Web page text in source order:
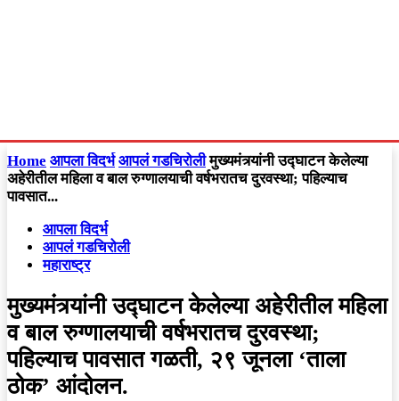
Home आपला विदर्भ आपलं गडचिरोली मुख्यमंत्र्यांनी उद्घाटन केलेल्या
अहेरीतील महिला व बाल रुग्णालयाची वर्षभरातच दुरवस्था; पहिल्याच
पावसात...
आपला विदर्भ
आपलं गडचिरोली
महाराष्ट्र
मुख्यमंत्र्यांनी उद्घाटन केलेल्या अहेरीतील महिला
व बाल रुग्णालयाची वर्षभरातच दुरवस्था;
पहिल्याच पावसात गळती, २९ जूनला ‘ताला
ठोक’ आंदोलन.